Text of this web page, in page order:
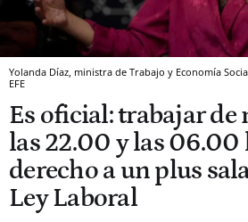
Yolanda Díaz, ministra de Trabajo y Economía
EFE
Es oficial: trabajar de
las 22.00 y las 06.00
derecho a un plus
Ley Laboral